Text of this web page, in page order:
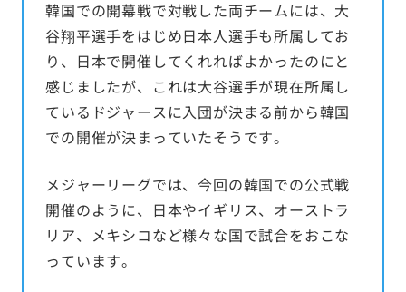
韓国での開幕戦で対戦した両チームには、大
谷翔平選手をはじめ日本人選手も所属してお
り、日本で開催してくれればよかったのにと
感じましたが、これは大谷選手が現在所属し
ているドジャースに入団が決まる前から韓国
での開催が決まっていたそうです。
メジャーリーグでは、今回の韓国での公式戦
開催のように、日本やイギリス、オーストラ
リア、メキシコなど様々な国で試合をおこな
っています。